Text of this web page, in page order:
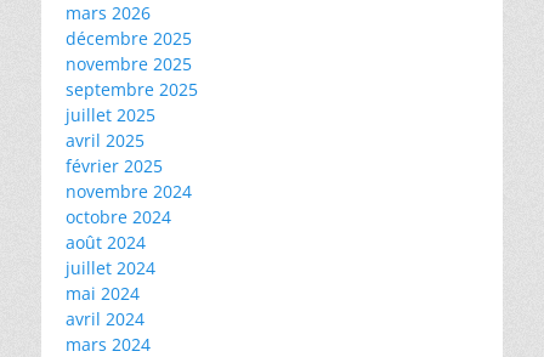
mars 2026
décembre 2025
novembre 2025
septembre 2025
juillet 2025
avril 2025
février 2025
novembre 2024
octobre 2024
août 2024
juillet 2024
mai 2024
avril 2024
mars 2024